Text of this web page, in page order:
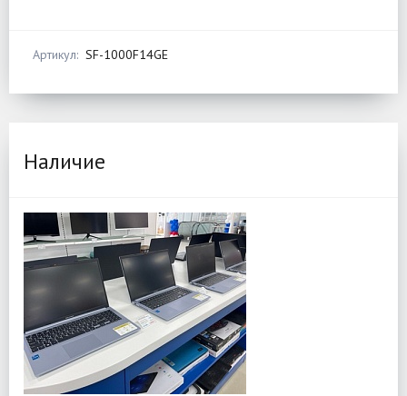
Артикул: SF-1000F14GE
Наличие